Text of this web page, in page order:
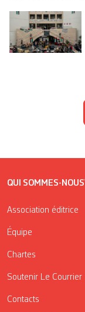
QUI SOMMES-
Association éditrice
Équipe
Chartes
Soutenir Le Courrier
Contacts